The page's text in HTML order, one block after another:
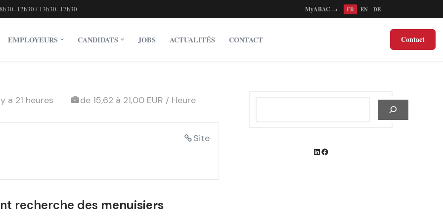
/ 13h30–17h30 MyABAC → FR EN DE
EMPLOYEURS CANDIDATS JOBS ACTUALITÉS CONTACT Contact
a 21 heures de 15,62 à 21,00 EUR / Heure
Site
recherche des menuisiers